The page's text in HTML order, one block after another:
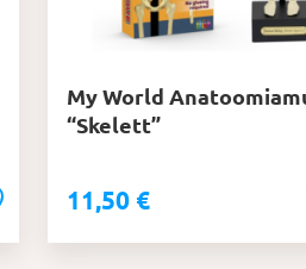
My World
“Skelett”
11,50 €